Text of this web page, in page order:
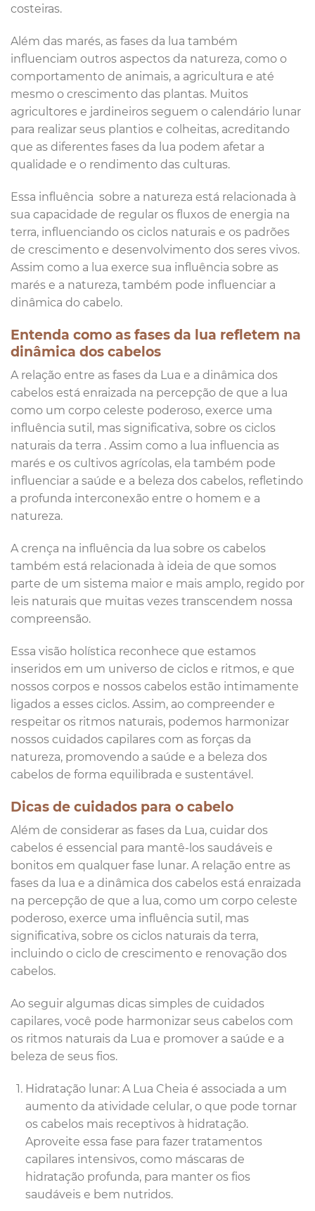
costeiras.
Além das marés, as fases da lua também
influenciam outros aspectos da natureza, como o
comportamento de animais, a agricultura e até
mesmo o crescimento das plantas. Muitos
agricultores e jardineiros seguem o calendário lunar
para realizar seus plantios e colheitas, acreditando
que as diferentes fases da lua podem afetar a
qualidade e o rendimento das culturas.
Essa influência sobre a natureza está relacionada à
sua capacidade de regular os fluxos de energia na
terra, influenciando os ciclos naturais e os padrões
de crescimento e desenvolvimento dos seres vivos.
Assim como a lua exerce sua influência sobre as
marés e a natureza, também pode influenciar a
dinâmica do cabelo.
Entenda como as fases da lua refletem na
dinâmica dos cabelos
A relação entre as fases da Lua e a dinâmica dos
cabelos está enraizada na percepção de que a lua
como um corpo celeste poderoso, exerce uma
influência sutil, mas significativa, sobre os ciclos
naturais da terra . Assim como a lua influencia as
marés e os cultivos agrícolas, ela também pode
influenciar a saúde e a beleza dos cabelos, refletindo
a profunda interconexão entre o homem e a
natureza.
A crença na influência da lua sobre os cabelos
também está relacionada à ideia de que somos
parte de um sistema maior e mais amplo, regido por
leis naturais que muitas vezes transcendem nossa
compreensão.
Essa visão holística reconhece que estamos
inseridos em um universo de ciclos e ritmos, e que
nossos corpos e nossos cabelos estão intimamente
ligados a esses ciclos. Assim, ao compreender e
respeitar os ritmos naturais, podemos harmonizar
nossos cuidados capilares com as forças da
natureza, promovendo a saúde e a beleza dos
cabelos de forma equilibrada e sustentável.
Dicas de cuidados para o cabelo
Além de considerar as fases da Lua, cuidar dos
cabelos é essencial para mantê-los saudáveis ​​e
bonitos em qualquer fase lunar. A relação entre as
fases da lua e a dinâmica dos cabelos está enraizada
na percepção de que a lua, como um corpo celeste
poderoso, exerce uma influência sutil, mas
significativa, sobre os ciclos naturais da terra,
incluindo o ciclo de crescimento e renovação dos
cabelos.
Ao seguir algumas dicas simples de cuidados
capilares, você pode harmonizar seus cabelos com
os ritmos naturais da Lua e promover a saúde e a
beleza de seus fios.
Hidratação lunar: A Lua Cheia é associada a um
aumento da atividade celular, o que pode tornar
os cabelos mais receptivos à hidratação.
Aproveite essa fase para fazer tratamentos
capilares intensivos, como máscaras de
hidratação profunda, para manter os fios
saudáveis ​​e bem nutridos.